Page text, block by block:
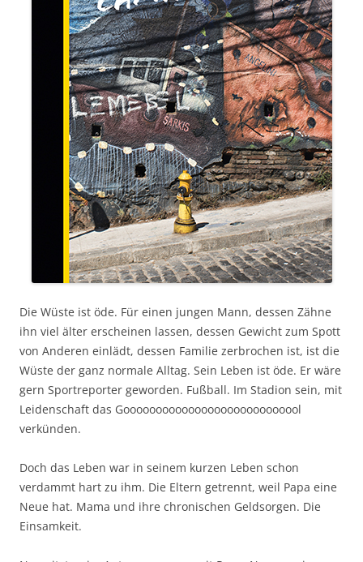
Die Wüste ist öde. Für einen jungen Mann, dessen Zähne
ihn viel älter erscheinen lassen, dessen Gewicht zum Spott
von Anderen einlädt, dessen Familie zerbrochen ist, ist die
Wüste der ganz normale Alltag. Sein Leben ist öde. Er wäre
gern Sportreporter geworden. Fußball. Im Stadion sein, mit
Leidenschaft das Goooooooooooooooooooooooooool
verkünden.
Doch das Leben war in seinem kurzen Leben schon
verdammt hart zu ihm. Die Eltern getrennt, weil Papa eine
Neue hat. Mama und ihre chronischen Geldsorgen. Die
Einsamkeit.